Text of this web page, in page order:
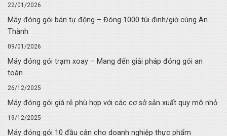
22/01/2026
Máy đóng gói bán tự động – Đóng 1000 túi đinh/giờ cùng An
Thành
09/01/2026
Máy đóng gói trạm xoay – Mang đến giải pháp đóng gói an
toàn
26/12/2025
Máy đóng gói giá rẻ phù hợp với các cơ sở sản xuất quy mô nhỏ
19/12/2025
Máy đóng gói 10 đầu cân cho doanh nghiệp thực phẩm